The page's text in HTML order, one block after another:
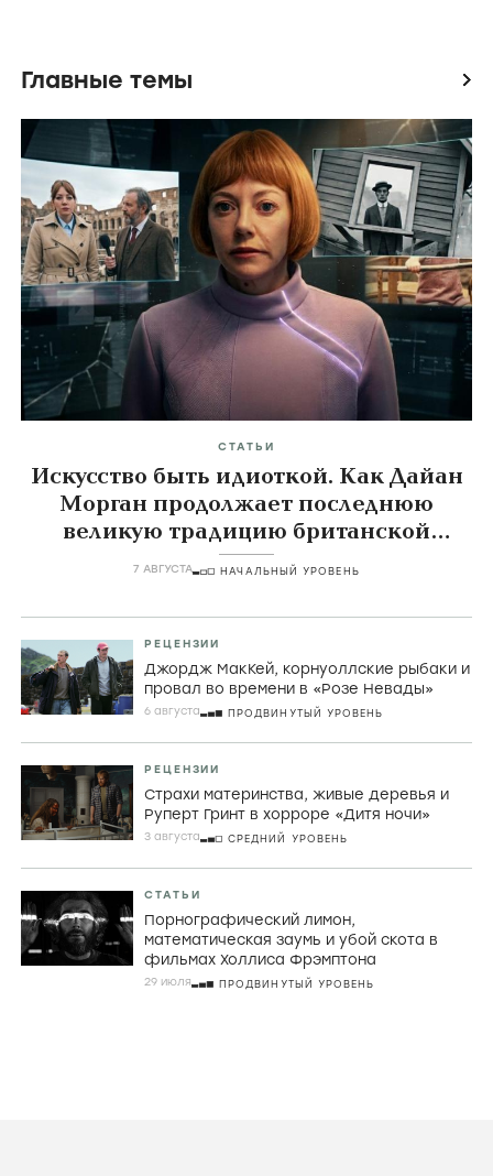
Very Natural Thing
Very Natural Thing,1974
Принц и нищий
Crossed Swords,1977
Жеребец
Stud, 1978
Главные темы icon
СТАТЬИ
Искусство быть идиоткой. Как Дайан
Морган продолжает последнюю
великую традицию британской
комедии
7 АВГУСТА НАЧАЛЬНЫЙ УРОВЕНЬ
РЕЦЕНЗИИ
Джордж МакКей, корнуоллские рыбаки и
провал во времени в «Розе Невады»
6 августа ПРОДВИНУТЫЙ УРОВЕНЬ